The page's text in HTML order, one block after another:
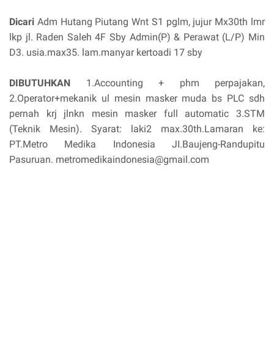
Dicari Adm Hutang Piutang Wnt S1 pglm, jujur Mx30th lmr
lkp jl. Raden Saleh 4F Sby Admin(P) & Perawat (L/P) Min
D3. usia.max35. lam.manyar kertoadi 17 sby
DIBUTUHKAN 1.Accounting + phm perpajakan,
2.Operator+mekanik ul mesin masker muda bs PLC sdh
pernah krj jlnkn mesin masker full automatic 3.STM
(Teknik Mesin). Syarat: laki2 max.30th.Lamaran ke:
PT.Metro Medika Indonesia JI.Baujeng-Randupitu
Pasuruan. metromedikaindonesia@gmail.com